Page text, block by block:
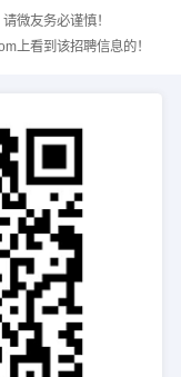
微友务必谨慎！
上看到该招聘信息的！